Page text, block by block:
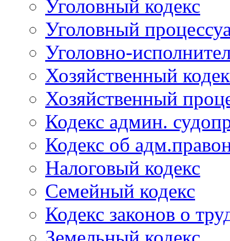
Уголовный кодекс
Уголовный
Уголовно-
Хозяйственный
Хозяйственный
Кодекс админ.
Кодекс об
Налоговый кодекс
Семейный кодекс
Кодекс законов о